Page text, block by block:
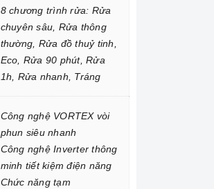
8 chương trình rửa: Rửa
chuyên sâu, Rửa thông
thường, Rửa đồ thuỷ tinh,
Eco, Rửa 90 phút, Rửa
1h, Rửa nhanh, Tráng
Công nghệ VORTEX vòi
phun siêu nhanh
Công nghệ Inverter thông
minh tiết kiệm điện năng
Chức năng tạm